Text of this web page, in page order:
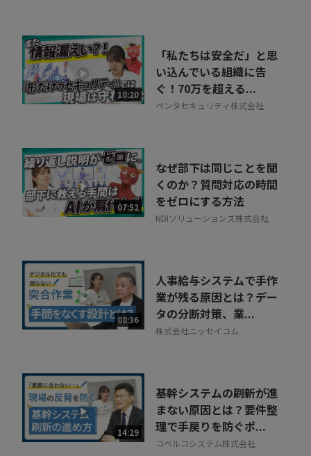
10:20
「私たちは安全だ」と思
い込んでいる組織に告
ぐ！70万を超える...
ペンタセキュリティ株式会社
07:52
なぜ部下は同じことを聞
くのか？質問対応の時間
をゼロにする方法
NDIソリューションズ株式会社
08:36
人事給与システムで手作
業が残る原因とは？デー
タの分断対策、業...
株式会社ニッセイコム
14:29
基幹システムの刷新が進
まない原因とは？要件整
理で手戻りを防ぐポ...
コベルコシステム株式会社